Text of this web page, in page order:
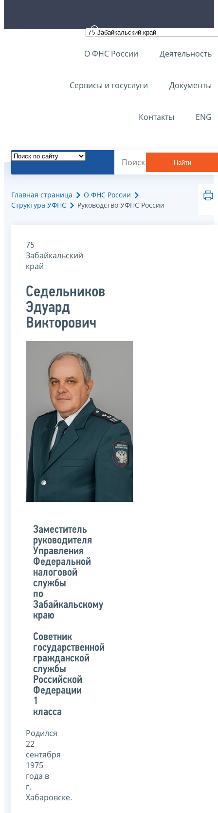
О ФНС России Деятельность
Сервисы и госуслуги Документы
Контакты ENG
Найти
Главная страница
О ФНС России
Структура УФНС
Руководство УФНС России
75
Забайкальский
край
Седельников
Эдуард
Викторович
Заместитель
руководителя
Управления
Федеральной
налоговой
службы
по
Забайкальскому
краю
Советник
государственной
гражданской
службы
Российской
Федерации
1
класса
Родился
22
сентября
1975
года в
г.
Хабаровске.